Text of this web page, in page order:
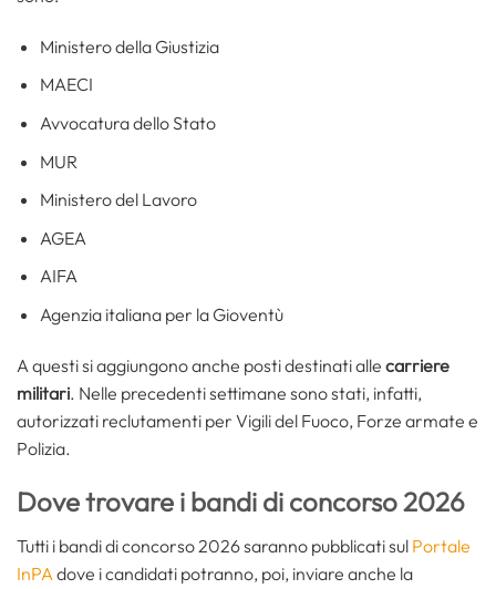
Ministero della Giustizia
MAECI
Avvocatura dello Stato
MUR
Ministero del Lavoro
AGEA
AIFA
Agenzia italiana per la Gioventù
A questi si aggiungono anche posti destinati alle carriere
militari. Nelle precedenti settimane sono stati, infatti,
autorizzati reclutamenti per Vigili del Fuoco, Forze armate e
Polizia.
Dove trovare i bandi di concorso 2026
Tutti i bandi di concorso 2026 saranno pubblicati sul Portale
InPAdove i candidati potranno, poi, inviare anche la